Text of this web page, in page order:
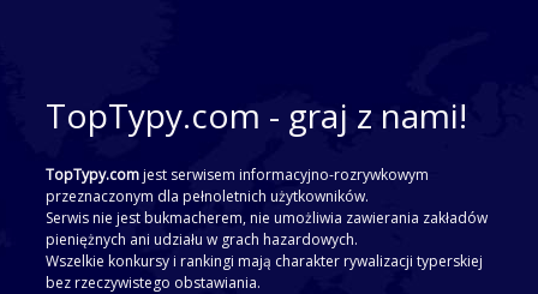
TopTypy.com - graj z nami!
TopTypy.comjest serwisem informacyjno-rozrywkowym
przeznaczonym dla pełnoletnich użytkowników.
Serwis nie jest bukmacherem, nie umożliwia zawierania zakładów
pieniężnych ani udziału w grach hazardowych.
Wszelkie konkursy i rankingi mają charakter rywalizacji typerskiej
bez rzeczywistego obstawiania.